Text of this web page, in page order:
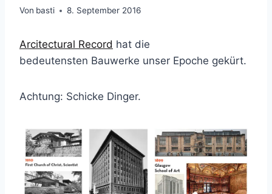
Von basti 8. September 2016
Arcitectural Record hat die
bedeutensten Bauwerke unser Epoche gekürt.
Achtung: Schicke Dinger.